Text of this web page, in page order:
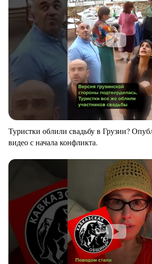
Туристки облили свадьбу в Грузии?
видео с начала конфликта.